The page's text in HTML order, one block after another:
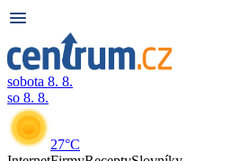
sobota 8. 8.
so 8. 8.
27°C